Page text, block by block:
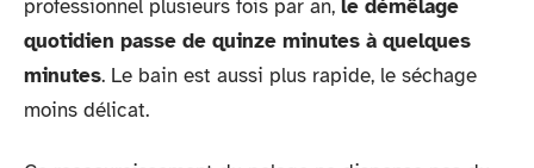
professionnel plusieurs fois par an, le démêlage
quotidien passe de quinze minutes à quelques
minutes. Le bain est aussi plus rapide, le séchage
moins délicat.